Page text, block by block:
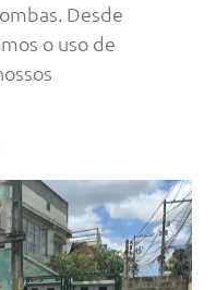
Desde
o uso de